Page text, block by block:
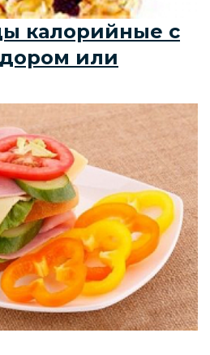
калорийные с
или